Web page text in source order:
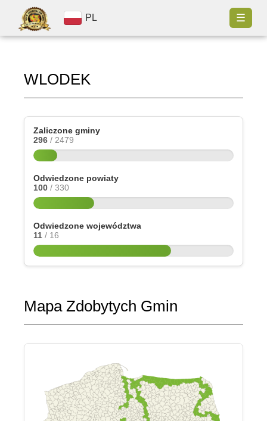
PL ☰
WLODEK
Zaliczone gminy
296 / 2479
Odwiedzone powiaty
100 / 330
Odwiedzone województwa
11 / 16
Mapa Zdobytych Gmin